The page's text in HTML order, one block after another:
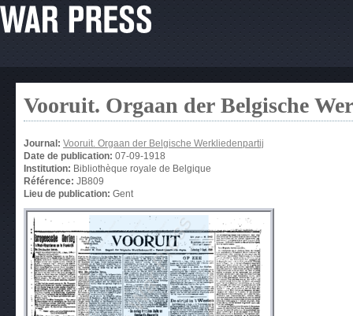
Vooruit. Orgaan der Belgische
Journal: Vooruit. Orgaan der Belgische Werkliedenpartij
Date de publication: 07-09-1918
Institution: Bibliothèque royale de Belgique
Référence: JB809
Lieu de publication: Gent